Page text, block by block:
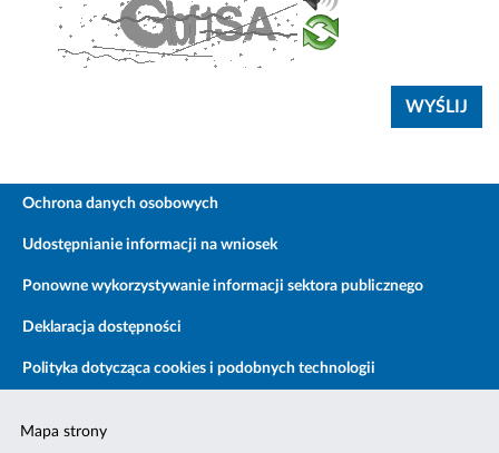
Ochrona danych osobowych
Udostępnianie informacji na wniosek
Ponowne wykorzystywanie informacji sektora publicznego
Deklaracja dostępności
Polityka dotycząca cookies i podobnych technologii
Mapa strony